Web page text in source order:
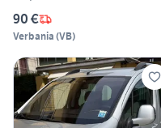
90 €
Verbania (VB)